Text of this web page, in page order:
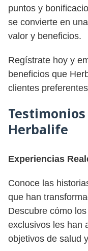
puntos y
se convierte en
valor y beneficios.
Regístrate hoy y
beneficios que
clientes
Herbalife
Experiencias
Conoce las
que han
Descubre cómo
exclusivos les han
objetivos de salud